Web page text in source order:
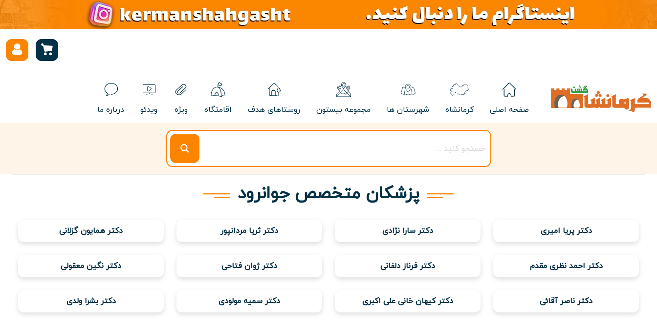
صفحه اصلی کرمانشاه شهرستان ها مجموعه بیستون روستاهای هدف اقامتگاه ویژه ویدئو درباره ما
پزشکان متخصص جوانرود
دکتر پریا امیری دکتر سارا نژادی دکتر ثریا مردانپور دکتر همایون گزلانی
دکتر احمد نظری مقدم دکتر فرناز دلفانی دکتر ژوان فتاحی دکتر نگین معقولی
دکتر ناصر آقائی دکتر کیهان خانی علی اکبری دکتر سمیه مولودی دکتر بشرا ولدی